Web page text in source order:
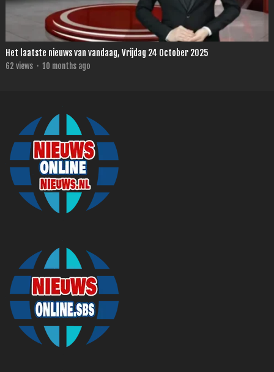
Het laatste nieuws van vandaag, Vrijdag 24 October 2025
62 views · 10 months ago